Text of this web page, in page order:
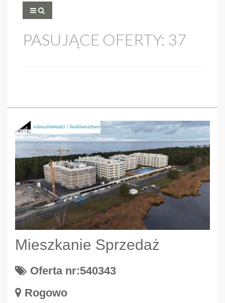
PASUJĄCE OFERTY: 37
Mieszkanie Sprzedaż
Oferta nr:540343
Rogowo